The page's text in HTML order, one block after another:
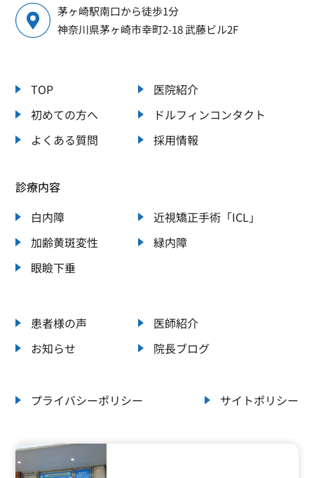
茅ヶ崎駅南口から徒歩1分
神奈川県茅ヶ崎市幸町2-18 武藤ビル2F
TOP
初めての方へ
よくある質問
診療内容
白内障
近視矯正手術「ICL」
加齢黄斑変性
緑内障
眼瞼下垂
患者様の声
医師紹介
お知らせ
院長ブログ
医院紹介
ドルフィンコンタクト
採用情報
プライバシーポリシー サイトポリシー